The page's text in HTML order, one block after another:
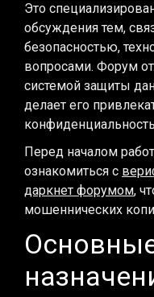
Это
обсуждения тем,
безопасностью,
вопросами. Форум
системой защиты
делает его
Перед началом
ознакомиться с
даркнет форумом,
мошеннических